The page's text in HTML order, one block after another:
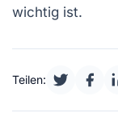
wichtig ist.
Teilen: